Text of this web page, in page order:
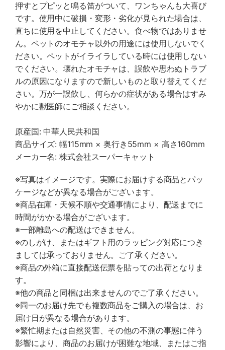
押すとプピッと鳴る笛がついて、ワンちゃんも大喜び
です。使用中に破損・変形・劣化が見られた場合は、
直ちに使用を中止してください。食べ物ではありませ
ん。ペットのオモチャ以外の用途には使用しないでく
ださい。ペットがイライラしている時には使用しない
でください。壊れたオモチャは、誤飲や思わぬトラブ
ルの原因になりますので新しいものと取り替えてくだ
さい。万が一誤飲し、何らかの症状がある場合はすみ
やかに獣医師にご相談ください。
原産国: 中華人民共和国
商品サイズ: 幅115mm × 奥行き55mm × 高さ160mm
メーカー名: 株式会社スーパーキャット
※写真はイメージです。実際にお届けする商品とパッ
ケージなどが異なる場合がございます。
※商品在庫・天候不順や交通事情により、配送までに
時間がかかる場合がございます。
※一部離島への配送はできません。
※のしがけ、またはギフト用のラッピング対応につき
ましては承っておりません。ご了承ください。
※商品の外箱に直接配送伝票を貼っての出荷となりま
す。
※他の商品と同梱は出来ませんのでご了承ください。
※同一のお届け先でも複数商品をご購入の場合は、お
届け日が異なる場合があります。
※繁忙期または自然災害、その他の不測の事態に伴う
影響により、商品のお届けが困難な地域、またはご指